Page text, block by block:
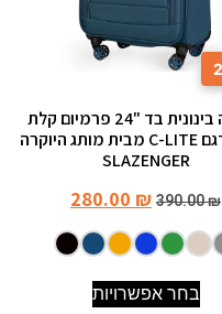
מזוודה בינונית בד "24 פרמיום קלת
משקל דגם C-LITE מבית מותג היוקרה
SLAZENGER
390.00₪
280.00 ₪
בחר אפשרויות